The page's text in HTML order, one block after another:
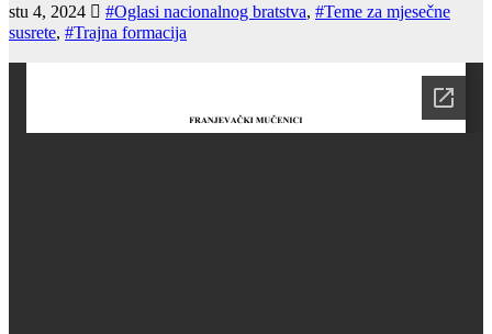
stu 4, 2024 #Oglasi nacionalnog bratstva, #Teme za mjesečne
susrete, #Trajna formacija